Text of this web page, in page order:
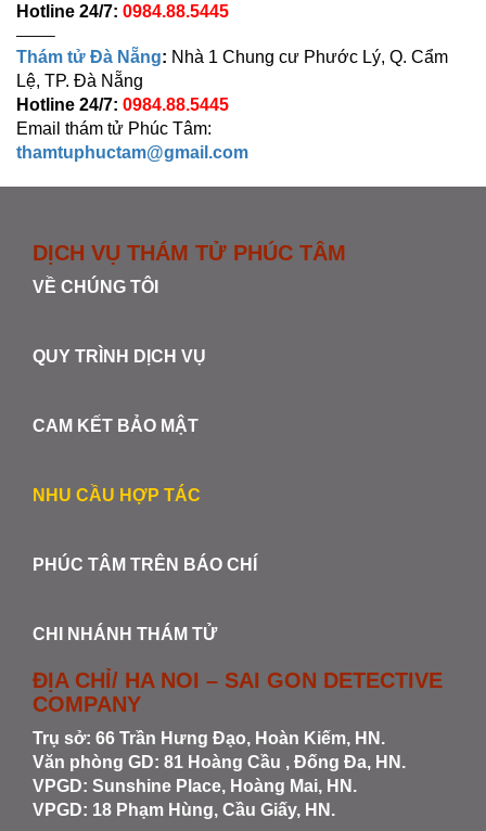
Hotline 24/7: 0984.88.5445
——–
Thám tử Đà Nẵng: Nhà 1 Chung cư Phước Lý, Q. Cẩm
Lệ, TP. Đà Nẵng
Hotline 24/7: 0984.88.5445
Email thám tử Phúc Tâm:
thamtuphuctam@gmail.com
DỊCH VỤ THÁM TỬ PHÚC TÂM
VỀ CHÚNG TÔI
QUY TRÌNH DỊCH VỤ
CAM KẾT BẢO MẬT
NHU CẦU HỢP TÁC
PHÚC TÂM TRÊN BÁO CHÍ
CHI NHÁNH THÁM TỬ
ĐỊA CHỈ/ HA NOI – SAI GON DETECTIVE
COMPANY
Trụ sở: 66 Trần Hưng Đạo, Hoàn Kiếm, HN.
Văn phòng GD: 81 Hoàng Cầu , Đống Đa, HN.
VPGD: Sunshine Place, Hoàng Mai, HN.
VPGD: 18 Phạm Hùng, Cầu Giấy, HN.